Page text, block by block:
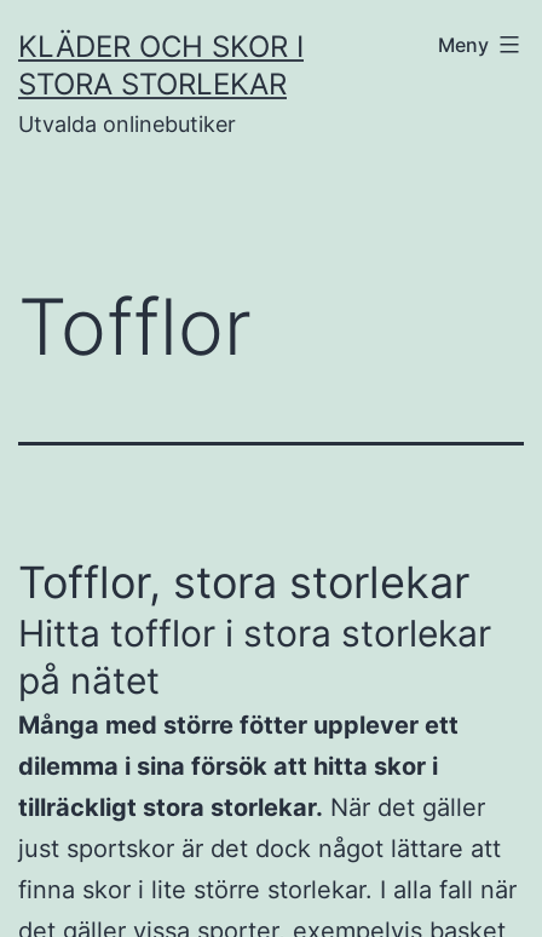
till
innehåll
KLÄDER OCH SKOR I
STORA STORLEKAR
Utvalda onlinebutiker
Meny
Tofflor
Tofflor, stora storlekar
Hitta tofflor i stora storlekar
på nätet
Många med större fötter upplever ett
dilemma i sina försök att hitta skor i
tillräckligt stora storlekar. När det gäller
just sportskor är det dock något lättare att
finna skor i lite större storlekar. I alla fall när
det gäller vissa sporter, exempelvis basket